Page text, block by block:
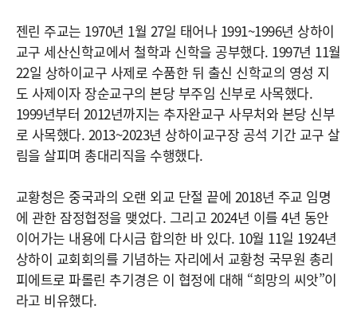
젠린 주교는 1970년 1월 27일 태어나 1991~1996년 상하이
교구 세산신학교에서 철학과 신학을 공부했다. 1997년 11월
22일 상하이교구 사제로 수품한 뒤 출신 신학교의 영성 지
도 사제이자 장순교구의 본당 부주임 신부로 사목했다.
1999년부터 2012년까지는 추자완교구 사무처와 본당 신부
로 사목했다. 2013~2023년 상하이교구장 공석 기간 교구 살
림을 살피며 총대리직을 수행했다.
교황청은 중국과의 오랜 외교 단절 끝에 2018년 주교 임명
에 관한 잠정협정을 맺었다. 그리고 2024년 이를 4년 동안
이어가는 내용에 다시금 합의한 바 있다. 10월 11일 1924년
상하이 교회회의를 기념하는 자리에서 교황청 국무원 총리
피에트로 파롤린 추기경은 이 협정에 대해 “희망의 씨앗”이
라고 비유했다.